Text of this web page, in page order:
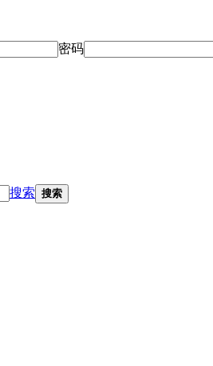
密码
搜索 搜索